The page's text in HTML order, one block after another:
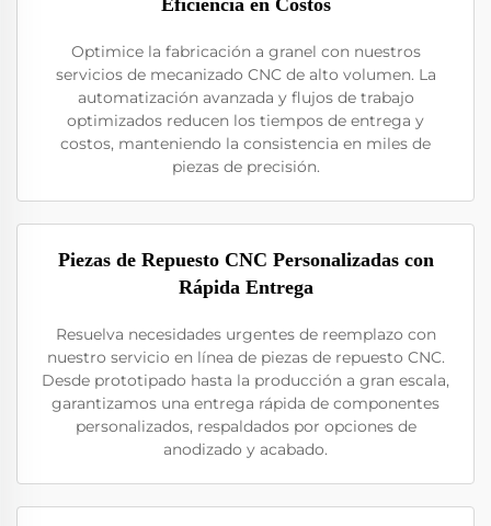
Eficiencia en Costos
Optimice la fabricación a granel con nuestros
servicios de mecanizado CNC de alto volumen. La
automatización avanzada y flujos de trabajo
optimizados reducen los tiempos de entrega y
costos, manteniendo la consistencia en miles de
piezas de precisión.
Piezas de Repuesto CNC Personalizadas con
Rápida Entrega
Resuelva necesidades urgentes de reemplazo con
nuestro servicio en línea de piezas de repuesto CNC.
Desde prototipado hasta la producción a gran escala,
garantizamos una entrega rápida de componentes
personalizados, respaldados por opciones de
anodizado y acabado.